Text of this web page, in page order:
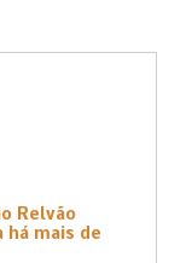
Relvão
há mais de